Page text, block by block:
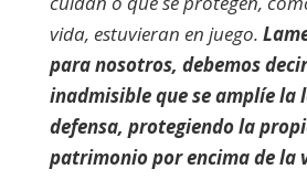
vida, estuvieran en juego.
para nosotros, debemos
inadmisible que se amplíe la
defensa, protegiendo la
patrimonio por encima de la